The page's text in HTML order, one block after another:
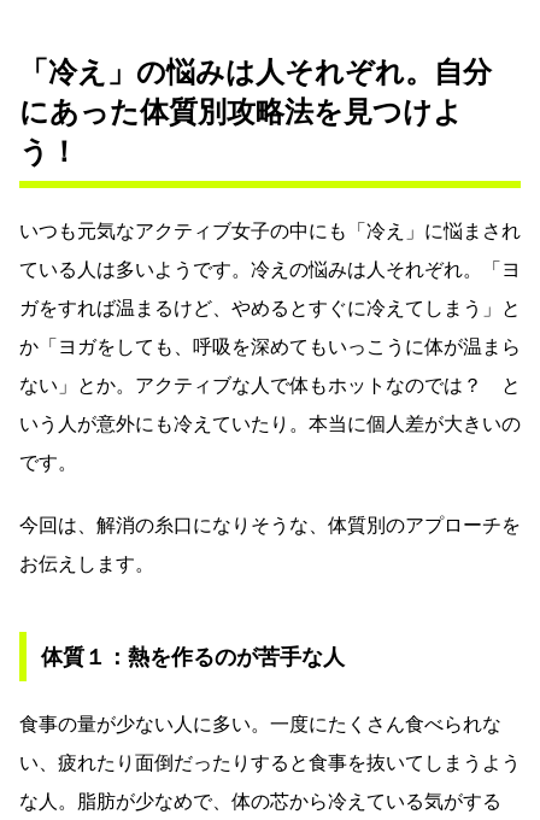
「冷え」の悩みは人それぞれ。自分
にあった体質別攻略法を見つけよ
う！
いつも元気なアクティブ女子の中にも「冷え」に悩まされ
ている人は多いようです。冷えの悩みは人それぞれ。「ヨ
ガをすれば温まるけど、やめるとすぐに冷えてしまう」と
か「ヨガをしても、呼吸を深めてもいっこうに体が温まら
ない」とか。アクティブな人で体もホットなのでは？ と
いう人が意外にも冷えていたり。本当に個人差が大きいの
です。
今回は、解消の糸口になりそうな、体質別のアプローチを
お伝えします。
体質１：熱を作るのが苦手な人
食事の量が少ない人に多い。一度にたくさん食べられな
い、疲れたり面倒だったりすると食事を抜いてしまうよう
な人。脂肪が少なめで、体の芯から冷えている気がする